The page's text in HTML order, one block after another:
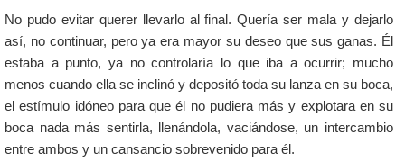
No pudo evitar querer llevarlo al final. Quería ser mala y dejarlo
así, no continuar, pero ya era mayor su deseo que sus ganas. Él
estaba a punto, ya no controlaría lo que iba a ocurrir; mucho
menos cuando ella se inclinó y depositó toda su lanza en su boca,
el estímulo idóneo para que él no pudiera más y explotara en su
boca nada más sentirla, llenándola, vaciándose, un intercambio
entre ambos y un cansancio sobrevenido para él.